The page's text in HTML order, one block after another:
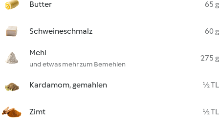
Butter 65 g
Schweineschmalz 60 g
Mehl
und etwas mehr zum Bemehlen
275 g
Kardamom, gemahlen ½ TL
Zimt ½ TL